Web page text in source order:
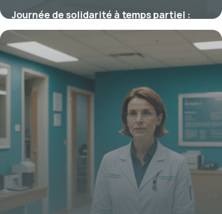
Journée de solidarité à temps partiel :
droits, fonctionnement et optimisation
2 octobre 2025